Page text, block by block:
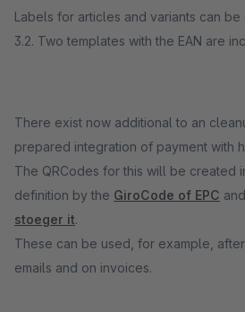
Labels for articles and variants can
3.2. Two templates with the EAN are
There exist now additional to an
prepared integration of payment with
The QRCodes for this will be created
definition by the GiroCode of EPC
stoeger it.
These can be used, for example,
emails and on invoices.